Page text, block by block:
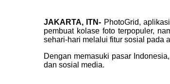
JAKARTA, ITN- PhotoGrid,
pembuat kolase foto terpopuler,
sehari-hari melalui fitur sosial pada
Dengan memasuki pasar
dan sosial media.